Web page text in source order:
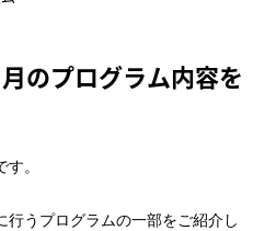
のプログラム内容を
。
行うプログラムの一部をご紹介し